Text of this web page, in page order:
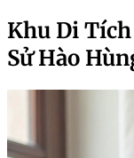
Khu Di
Sử Hào